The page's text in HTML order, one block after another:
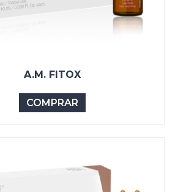
A.M. FITOX
COMPRAR